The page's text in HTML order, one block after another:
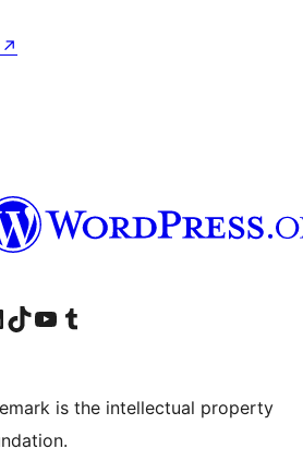
↗
във Facebook
профил в Instagram
нашия профил в LinkedIn
Visit our TikTok account
Visit our YouTube channel
Visit our Tumblr account
is the intellectual property